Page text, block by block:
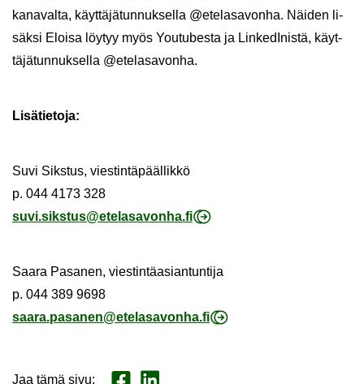
kanavalta, käyt­tä­jä­tun­nuk­sel­la @ete­la­sa­von­ha. Näi­den li­
säk­si Eloi­sa löy­tyy myös You­tu­bes­ta ja Lin­ke­dI­nis­tä, käyt­
tä­jä­tun­nuk­sel­la @ete­la­sa­von­ha.
Li­sä­tie­to­ja:
Suvi Siks­tus, vies­tin­tä­pääl­lik­kö
p. 044 4173 328
suvi.siks­tus@ete­la­sa­von­ha.fi
Saara Pa­sa­nen, vies­tin­tä­asian­tun­ti­ja
p. 044 389 9698
saara.pa­sa­nen@ete­la­sa­von­ha.fi
Jaa tämä sivu: Jaa Face­book
Jaa Lin­ke­dI­nis­sä